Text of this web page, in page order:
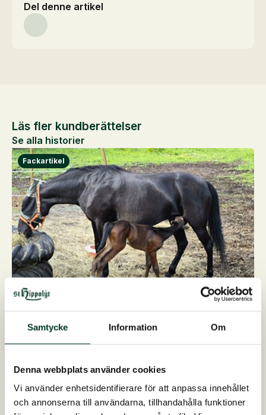
Samtycke Information Om
Denna webbplats använder cookies
Vi använder enhetsidentifierare för att anpassa innehållet
och annonserna till användarna, tillhandahålla funktioner
Del denne artikel
Läs fler kundberättelser
Se alla historier
Från akuta hovsmärtor till ett friskt sto
och ett välskapt föl
19. juni 2026
utfodringen av varmblodstravaren Tiuhti sedan 2021,
då hennes nuvarande ägare köpte henne. Tiuhti, som
är född 2017, är en lättfödd häst som generellt…